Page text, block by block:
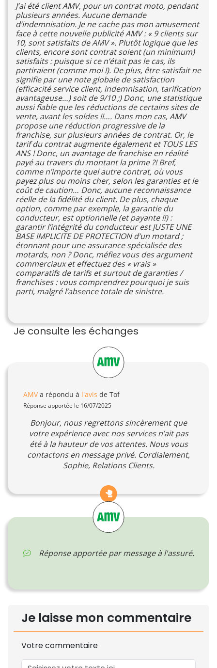
J’ai été client AMV, pour un contrat moto, pendant
plusieurs années. Aucune demande
d’indemnisation. Je ne cache pas mon amusement
face à cette nouvelle publicité AMV : « 9 clients sur
10, sont satisfaits de AMV ». Plutôt logique que les
clients, encore sont contrat soient (un minimum)
satisfaits : puisque si ce n’était pas le cas, ils
partiraient (comme moi !). De plus, être satisfait ne
signifie par une note globale de satisfaction
(efficacité service client, indemnisation, tarification
avantageuse…) soit de 9/10 ;) Donc, une statistique
aussi fiable que les réductions de certains sites de
vente, avant les soldes !!…. Dans mon cas, AMV
propose une réduction progressive de la
franchise, sur plusieurs années de contrat. Or, le
tarif du contrat augmente également et TOUS LES
ANS ! Donc, un avantage de franchise en réalité
payé au travers du montant la prime ?! Bref,
comme n’importe quel autre contrat, où vous
payez plus ou moins cher, selon les garanties et le
coût de caution… Donc, aucune reconnaissance
réelle de la fidélité du client. De plus, chaque
option, comme par exemple, la garantie du
conducteur, est optionnelle (et payante !!) :
garantir l’intégrité du conducteur est JUSTE UNE
BASE IMPLICITE DE PROTECTION d’un motard ;
étonnant pour une assurance spécialisée des
motards, non ? Donc, méfiez vous des argument
commerciaux et effectuez des « vrais »
comparatifs de tarifs et surtout de garanties /
franchises : vous comprendrez pourquoi je suis
parti, malgré l’absence totale de sinistre.
Je consulte les échanges
AMVa répondu à l'avis de Tof
Réponse apportée le 16/07/2025
Bonjour, nous regrettons sincèrement que
votre expérience avec nos services n’ait pas
été à la hauteur de vos attentes. Nous vous
contactons en message privé. Cordialement,
Sophie, Relations Clients.
Réponse apportée par message à l'assuré.
Je laisse mon commentaire
Votre commentaire